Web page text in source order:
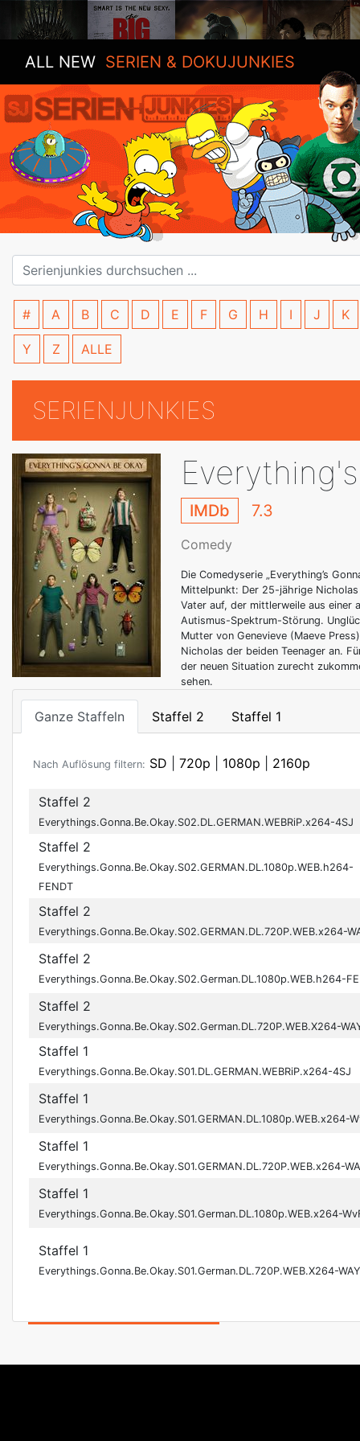
ALL NEW SERIEN & DOKUJUNKIES
# A B C D E F G H I J K
Y Z ALLE
SERIENJUNKIES
IMDb 7.3
Comedy
Die Comedyserie „Everything’s
Mittelpunkt: Der 25-jährige
Vater auf, der mittlerweile aus einer
Autismus-Spektrum-Störung.
Mutter von Genevieve (Maeve
Nicholas der beiden Teenager an.
der neuen Situation zurecht
sehen.
Ganze Staffeln Staffel 2 Staffel 1
Nach Auflösung filtern: SD 720p 1080p 2160p
Staffel 2
Everythings.Gonna.Be.Okay.S02.DL.GERMAN.WEBRiP.x264-4SJ
Staffel 2
Everythings.Gonna.Be.Okay.S02.GERMAN.DL.1080p.WEB.h264-
FENDT
Staffel 2
Everythings.Gonna.Be.Okay.S02.GERMAN.DL.720P.WEB.x264-
Staffel 2
Everythings.Gonna.Be.Okay.S02.German.DL.1080p.WEB.h264-
Staffel 2
Everythings.Gonna.Be.Okay.S02.German.DL.720P.WEB.X264-
Staffel 1
Everythings.Gonna.Be.Okay.S01.DL.GERMAN.WEBRiP.x264-4SJ
Staffel 1
Everythings.Gonna.Be.Okay.S01.GERMAN.DL.1080p.WEB.x264-
Staffel 1
Everythings.Gonna.Be.Okay.S01.GERMAN.DL.720P.WEB.x264-
Staffel 1
Everythings.Gonna.Be.Okay.S01.German.DL.1080p.WEB.x264-
Staffel 1
Everythings.Gonna.Be.Okay.S01.German.DL.720P.WEB.X264-